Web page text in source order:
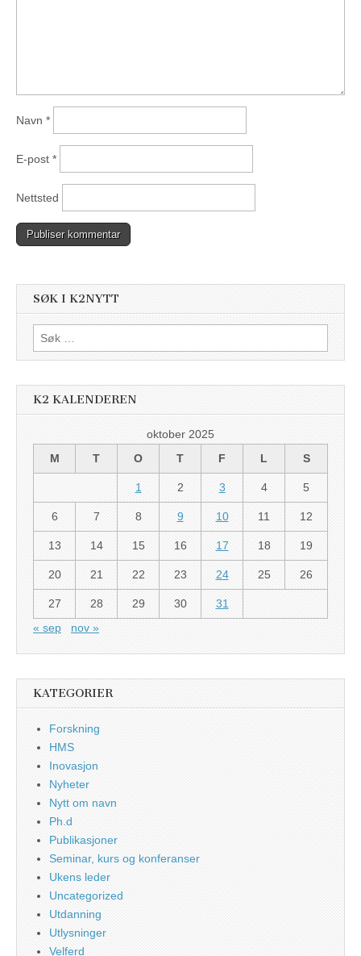
Navn *
E-post *
Nettsted
SØK I K2NYTT
Søk
etter:
K2 KALENDEREN
oktober 2025
M
T O T F L S
1 2 3 4 5
6 7 8 9 10 11 12
13 14 15 16 17 18 19
20 21 22 23 24 25 26
27 28 29 30
31
« sep
nov »
KATEGORIER
Forskning
HMS
Inovasjon
Nyheter
Nytt om navn
Ph.d
Publikasjoner
Seminar, kurs og konferanser
Ukens leder
Uncategorized
Utdanning
Utlysninger
Velferd